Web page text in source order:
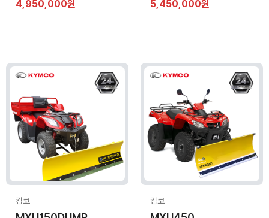
4,950,000원 5,450,000원
킴코 킴코